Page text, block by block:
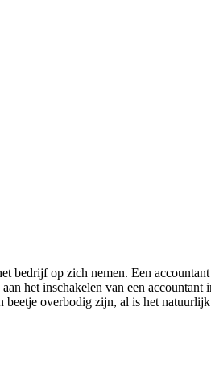
bedrijf op zich nemen. Een
het inschakelen van een
overbodig zijn, al is het